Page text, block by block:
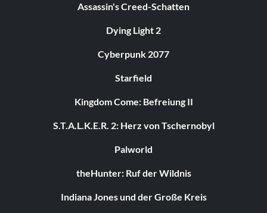
Assassin's Creed-Schatten
Dying Light 2
Cyberpunk 2077
Starfield
Kingdom Come: Befreiung II
S.T.A.L.K.E.R. 2: Herz von Tschernobyl
Palworld
theHunter: Ruf der Wildnis
Indiana Jones und der Große Kreis